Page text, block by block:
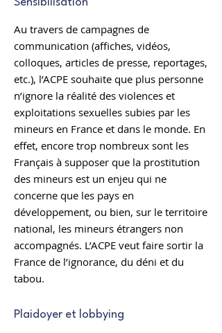
Sensibilisation
Au travers de campagnes de
communication (affiches, vidéos,
colloques, articles de presse, reportages,
etc.), l’ACPE souhaite que plus personne
n’ignore la réalité des violences et
exploitations sexuelles subies par les
mineurs en France et dans le monde. En
effet, encore trop nombreux sont les
Français à supposer que la prostitution
des mineurs est un enjeu qui ne
concerne que les pays en
développement, ou bien, sur le territoire
national, les mineurs étrangers non
accompagnés. L’ACPE veut faire sortir la
France de l’ignorance, du déni et du
tabou.
Plaidoyer et lobbying